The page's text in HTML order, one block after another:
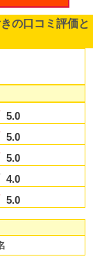
の口コミ評価と
5.0
5.0
5.0
4.0
5.0